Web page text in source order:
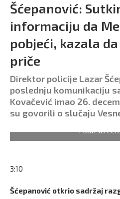
Šćepanović:
informaciju da
pobjeći, kazala
priče
Direktor policije Lazar
poslednju komunikaciju
Kovačević imao 26.
su govorili o slučaju
Foto:
3:10
Šćepanović otkrio sadržaj